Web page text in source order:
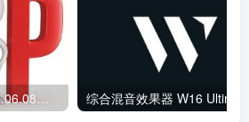
会员专属资源 （2026.06.08更新）